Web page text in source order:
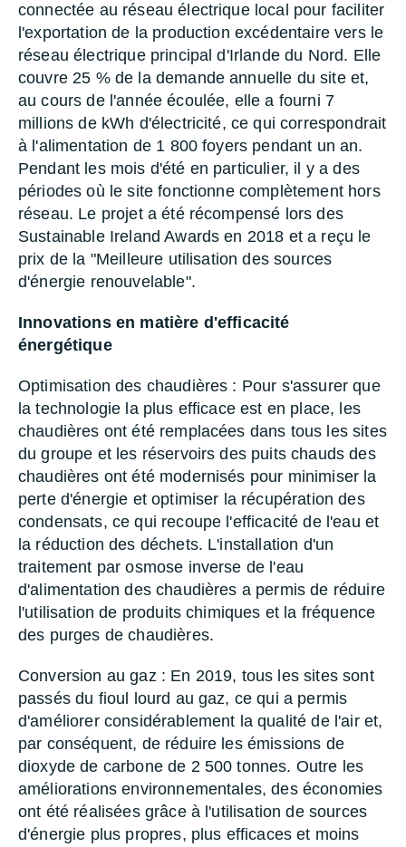
connectée au réseau électrique local pour faciliter
l'exportation de la production excédentaire vers le
réseau électrique principal d'Irlande du Nord. Elle
couvre 25 % de la demande annuelle du site et,
au cours de l'année écoulée, elle a fourni 7
millions de kWh d'électricité, ce qui correspondrait
à l'alimentation de 1 800 foyers pendant un an.
Pendant les mois d'été en particulier, il y a des
périodes où le site fonctionne complètement hors
réseau. Le projet a été récompensé lors des
Sustainable Ireland Awards en 2018 et a reçu le
prix de la "Meilleure utilisation des sources
d'énergie renouvelable".
Innovations en matière d'efficacité
énergétique
Optimisation des chaudières : Pour s'assurer que
la technologie la plus efficace est en place, les
chaudières ont été remplacées dans tous les sites
du groupe et les réservoirs des puits chauds des
chaudières ont été modernisés pour minimiser la
perte d'énergie et optimiser la récupération des
condensats, ce qui recoupe l'efficacité de l'eau et
la réduction des déchets. L'installation d'un
traitement par osmose inverse de l'eau
d'alimentation des chaudières a permis de réduire
l'utilisation de produits chimiques et la fréquence
des purges de chaudières.
Conversion au gaz : En 2019, tous les sites sont
passés du fioul lourd au gaz, ce qui a permis
d'améliorer considérablement la qualité de l'air et,
par conséquent, de réduire les émissions de
dioxyde de carbone de 2 500 tonnes. Outre les
améliorations environnementales, des économies
ont été réalisées grâce à l'utilisation de sources
d'énergie plus propres, plus efficaces et moins